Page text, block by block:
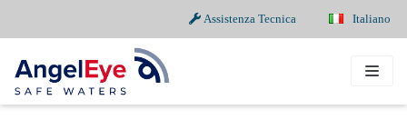
Assistenza Tecnica Italiano
al
contenuto